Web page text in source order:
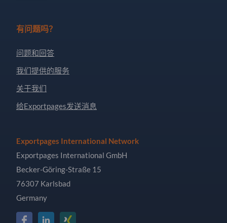
有问题吗？
问题和回答
我们提供的服务
关于我们
给Exportpages发送消息
Exportpages International Network
Exportpages International GmbH
Becker-Göring-Straße 15
76307 Karlsbad
Germany